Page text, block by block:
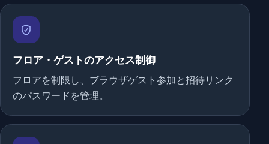
フロア・ゲストのアクセス制御
フロアを制限し、ブラウザゲスト参加と招待リンク
のパスワードを管理。